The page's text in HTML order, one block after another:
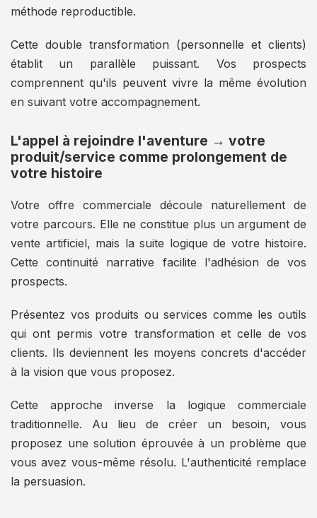
méthode reproductible.
Cette double transformation (personnelle et clients)
établit un parallèle puissant. Vos prospects
comprennent qu'ils peuvent vivre la même évolution
en suivant votre accompagnement.
L'appel à rejoindre l'aventure → votre
produit/service comme prolongement de
votre histoire
Votre offre commerciale découle naturellement de
votre parcours. Elle ne constitue plus un argument de
vente artificiel, mais la suite logique de votre histoire.
Cette continuité narrative facilite l'adhésion de vos
prospects.
Présentez vos produits ou services comme les outils
qui ont permis votre transformation et celle de vos
clients. Ils deviennent les moyens concrets d'accéder
à la vision que vous proposez.
Cette approche inverse la logique commerciale
traditionnelle. Au lieu de créer un besoin, vous
proposez une solution éprouvée à un problème que
vous avez vous-même résolu. L'authenticité remplace
la persuasion.